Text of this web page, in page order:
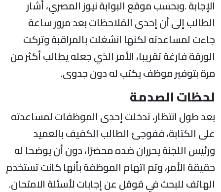
الإجابة .وبحسب موقع البوابة نيوز المصري، أشار
الطالب إلى أن إحدى المُلاحظات بعد مرور ساعة
جاءت لمساعدته لكنها انشغلت بالمراقبة وتركت
الورقة فارغة تقريبا، الأمر الذي جعله يطالب أكثر من
مرة بتوفير موظف يكتب له دون جدوى.
لحظات الصدمة
بعد طول انتظار، تدخلت إحدى الموظفات لمساعدته
على الكتابة، ففوجئ الطالب الكفيف بالعميد
ورئيس اللجنة يحرران ضده محضرًا، دون أن يوضحا له
حقيقة الأمر، وتم اتهام الموظفة بأنها كانت تستخدم
الهاتف للبحث في قوقل عن إجابات لأسئلة الامتحان.